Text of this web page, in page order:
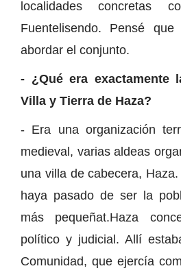
localidades concretas
Fuentelisendo. Pensé
abordar el conjunto.
- ¿Qué era exactamente
Villa y Tierra de Haza?
- Era una organización
medieval, varias aldeas
una villa de cabecera,
haya pasado de ser la
más pequeñat.Haza
político y judicial. Allí
Comunidad, que ejercía